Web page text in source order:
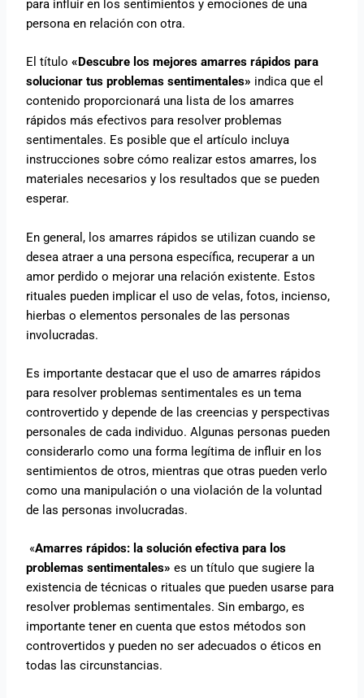
para influir en los sentimientos y emociones de una
persona en relación con otra.
El título«Descubre los mejores amarres rápidos para
solucionar tus problemas sentimentales» indica que el
contenido proporcionará una lista de los amarres
rápidos más efectivos para resolver problemas
sentimentales. Es posible que el artículo incluya
instrucciones sobre cómo realizar estos amarres, los
materiales necesarios y los resultados que se pueden
esperar.
En general, los amarres rápidos se utilizan cuando se
desea atraer a una persona específica, recuperar a un
amor perdido o mejorar una relación existente. Estos
rituales pueden implicar el uso de velas, fotos, incienso,
hierbas o elementos personales de las personas
involucradas.
Es importante destacar que el uso de amarres rápidos
para resolver problemas sentimentales es un tema
controvertido y depende de las creencias y perspectivas
personales de cada individuo. Algunas personas pueden
considerarlo como una forma legítima de influir en los
sentimientos de otros, mientras que otras pueden verlo
como una manipulación o una violación de la voluntad
de las personas involucradas.
«Amarres rápidos: la solución efectiva para los
problemas sentimentales» es un título que sugiere la
existencia de técnicas o rituales que pueden usarse para
resolver problemas sentimentales. Sin embargo, es
importante tener en cuenta que estos métodos son
controvertidos y pueden no ser adecuados o éticos en
todas las circunstancias.